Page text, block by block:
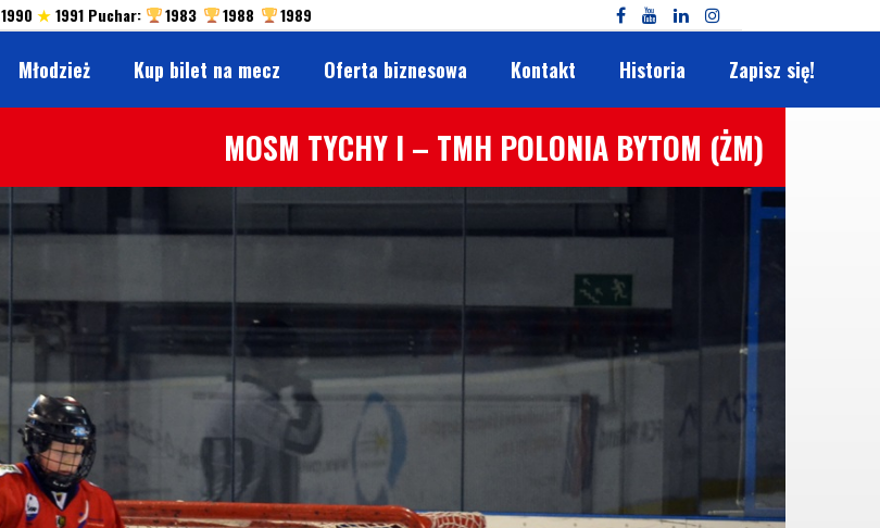
1990 ★1991 Puchar: 1983 1988 1989
Młodzież Kup bilet na mecz Oferta biznesowa Kontakt Historia Zapisz się!
MOSM TYCHY I – TMH POLONIA BYTOM (ŻM)